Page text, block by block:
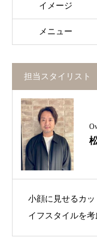
イメージ
メニュー
担当スタイリスト
小顔に見せるカ
イフスタイルを考